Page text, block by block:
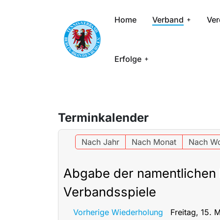
Home Verband
Erfolge
Terminkalender
Nach Jahr Nach Monat Nach
Abgabe der
Verbandsspiele
Freitag, 15.
Vorherige Wiederholung